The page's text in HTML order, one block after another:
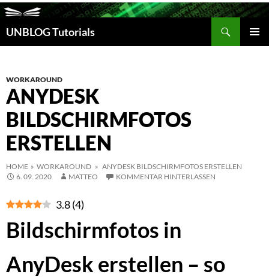
UNBLOG Tutorials
Suchen
WORKAROUND
ANYDESK
BILDSCHIRMFOTOS
ERSTELLEN
HOME » WORKAROUND » ANYDESK BILDSCHIRMFOTOS ERSTELLEN
6. 09. 2020
MATTEO KOMMENTAR HINTERLASSEN
3.8(4)
Bildschirmfotos in
AnyDesk erstellen – so